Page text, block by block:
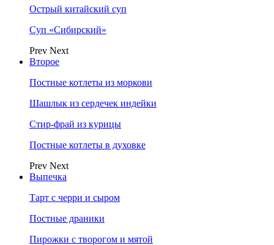
Острый китайский суп
Суп «Сибирский»
Prev Next
Второе
Постные котлеты из моркови
Шашлык из сердечек индейки
Стир-фрай из курицы
Постные котлеты в духовке
Prev Next
Выпечка
Тарт с черри и сыром
Постные драники
Пирожки с творогом и мятой